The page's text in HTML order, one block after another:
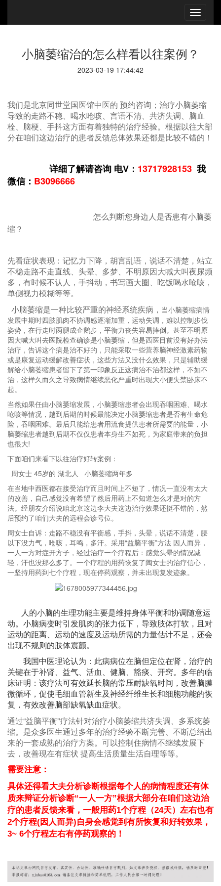
小脑萎缩治的怎么样看以往案例？
2023-03-19 17:44:42
我们是北京同世堂国医馆中医的 预约咨询；治疗小脑萎缩
导致的走路不稳、喝水呛咳、言语不清、共济失调、脑血
栓、脑梗、手抖这方面有着独特的治疗经验。根据以往大部
分在咱们这边治疗的患者反馈总体效果还都是比较不错的！
详细了解请咨询 电V： 13717928153 我
微信： B3096666
怎么判断您身边人是否患有小脑萎
缩？
先看症状表现：记忆力下降，胡言乱语，说话不清楚，站立
不稳走路不走直线、头晕、多梦、不明原因大喊大叫夜尿频
多，有时候不认人，手抖动，书写画大圈、吃饭喝水呛咳，
单侧视力模糊等等。
小脑萎缩是一种比较严重的神经系统疾病， 当小脑萎缩病情
发展中期时四肢肌肉不协调感逐渐加重，运动失调，难以控制步伐
姿势，在行走时两腿成企鹅步，平衡力丧失容易摔倒。甚至不明原
因大喊大叫去医院检查确诊是小脑萎缩，但是西医目前没有好办法
治疗，告诉这个病是治不好的，只能采取一些营养脑神经激素药物
或是康复运动缓解改善症状，这些方法又没什么效果，只是辅助缓
解给小脑萎缩患者留下了第一印象反正这病治不治都这样，不如不
治，这样久而久之导致病情继续恶化严重时出现大小便失禁卧床不
起。
当然如果任由小脑萎缩发展，小脑萎缩患者会出现吞咽困难、喝水
呛咳等情况，越到后期的时候最能决定小脑萎缩患者是否有生命危
险，吞咽困难。 最后只能给患者用流食提供患者所需要的能量，小
脑萎缩患者越到后期不仅仅患者本身生不如死，为家庭带来的负担
也很大!
下面咱们来看下以往治疗好转案例：
周女士 45岁的 湖北人 小脑萎缩两年多
在当地中西医都在接受治疗而且时间上不短了，情况一直没有太大
的改善，自己感觉没有希望了然后用药上不知道怎么才是对的方
法。 经朋友介绍说咱北京这边李大夫这边治疗效果还挺不错的，然
后预约了咱们大夫的远程会诊号位。
周女士自诉：走路不稳没有平衡感，手抖，头晕，说话不清楚，腰
以下没力气，呛咳，耳鸣，多汗。采用“益脑平衡”方法 因人而异，
一人一方对症开方子，经过治疗一个疗程后：感觉头晕的情况减
轻，汗也没那么多了。一个疗程的用药恢复了陶女士的治疗信心，
一坚持用药到七个疗程，现在停药观察，并未出现复发迹象。
人的小脑的生理功能主要是维持身体平衡和协调随意运
动。小脑病变时引发肌肉的张力低下，导致肢体打软，且对
运动的距离、运动的速度及运动所需的力量估计不足，还会
出现不规则的肢体震颤。
我国中医理论认为：此病病位在脑但定位在肾，治疗的
关键在于补肾、益气、活血、健脑、豁痰、开窍。多年的临
床证明：该疗法可有效延长脑的常压耐缺氧时间，改善脑膜
微循环，促使毛细血管新生及神经纤维生长和细胞功能的恢
复，有效改善脑部缺氧缺血症状。
通过“益脑平衡"疗法针对治疗小脑萎缩共济失调、多系统萎
缩。是众多医生通过多年的治疗经验不断完善、不断总结出
来的一套成熟的治疗方案。可以控制住病情不继续发展下
去，改善现在有症状 提高生活质量生活自理等等。
需要注意：
具体还得看大夫分析诊断根据每个人的病情程度还有体
质来辩证分析诊断“一人一方”根据大部分在咱们这边治
疗的患者反馈来看，一般用药1个疗程（24天）左右也有
2个疗程(因人而异)自身会感觉到有所恢复和好转效果，
3~ 6个疗程左右有停药观察的！